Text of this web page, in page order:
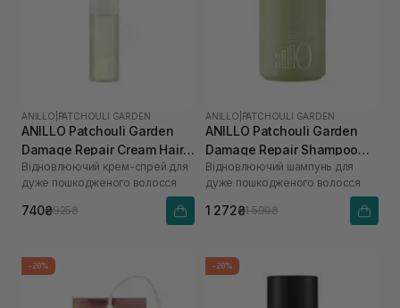
ANILLO PATCHOULI GARDEN
ANILLO Patchouli Garden
Damage Repair Cream Hair
Mist 70 мл
Відновлюючий крем-спрей для
дуже пошкодженого волосся
740₴925₴
ANILLO PATCHOULI GARDEN
ANILLO Patchouli Garden
Damage Repair Shampoo
450 мл
Відновлюючий шампунь для
дуже пошкодженого волосся
1 272₴1 590₴
-20% -20%